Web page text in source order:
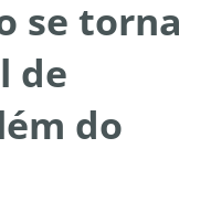
se torna
de
do